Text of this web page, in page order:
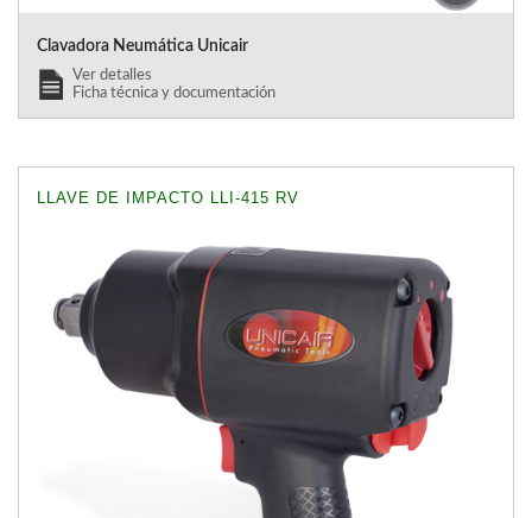
Clavadora Neumática Unicair
Ver detalles
Ficha técnica y documentación
LLAVE DE IMPACTO LLI-415 RV